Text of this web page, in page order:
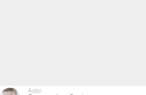
Autor: